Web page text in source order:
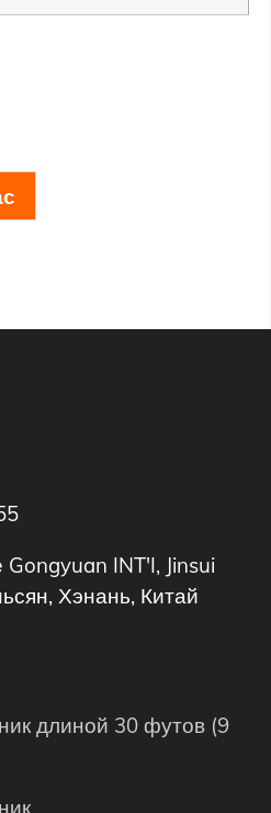
INT'I, Jinsui
Хэнань, Китай
длиной 30 футов (9